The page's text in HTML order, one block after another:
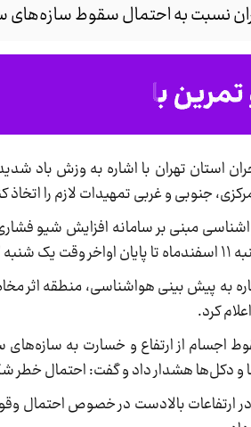
نسبت به احتمال سقوط
جنوبی و غربی تمهیدات لازم را اتخاذ
مبنی بر سامانه افزایش شیو
بود.
به پیش بینی هواشناسی، منطقه اثر
کرد.
از ارتفاع و خسارت به سازه‌های
و دکل‌ها هشدار داد و گفت: احتمال خطر
بالادست در خصوص احتمال وقوع